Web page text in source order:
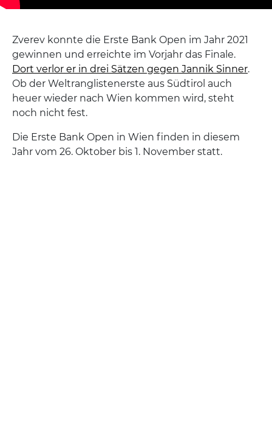
Zverev konnte die Erste Bank Open im Jahr 2021
gewinnen und erreichte im Vorjahr das Finale.
Dort verlor er in drei Sätzen gegen Jannik Sinner.
Ob der Weltranglistenerste aus Südtirol auch
heuer wieder nach Wien kommen wird, steht
noch nicht fest.
Die Erste Bank Open in Wien finden in diesem
Jahr vom 26. Oktober bis 1. November statt.